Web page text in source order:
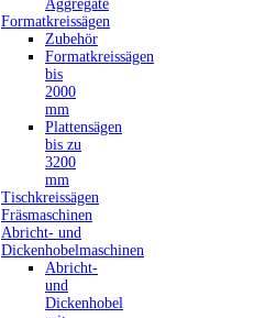
Aggregate
Formatkreissägen
Zubehör
Formatkreissägen
bis
2000
mm
Plattensägen
bis zu
3200
mm
Tischkreissägen
Fräsmaschinen
Abricht- und
Dickenhobelmaschinen
Abricht-
und
Dickenhobel